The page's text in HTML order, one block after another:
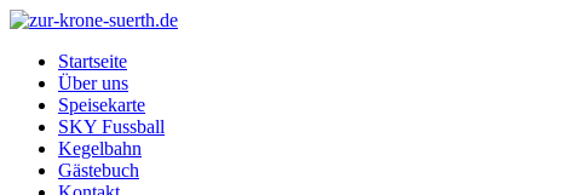
Startseite
Über uns
Speisekarte
SKY Fussball
Kegelbahn
Gästebuch